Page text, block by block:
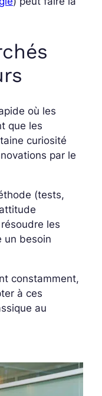
où les
que les
curiosité
par le
(tests,
les
un besoin
constamment,
à ces
au